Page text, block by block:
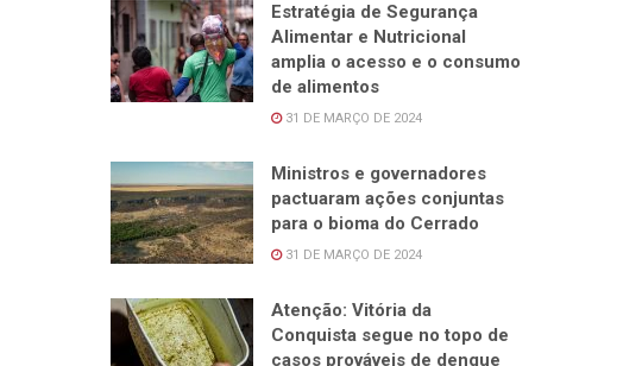
Estratégia de Segurança
Alimentar e Nutricional
amplia o acesso e o consumo
de alimentos
31 DE MARÇO DE 2024
Ministros e governadores
pactuaram ações conjuntas
para o bioma do Cerrado
31 DE MARÇO DE 2024
Atenção: Vitória da
Conquista segue no topo de
casos prováveis de dengue